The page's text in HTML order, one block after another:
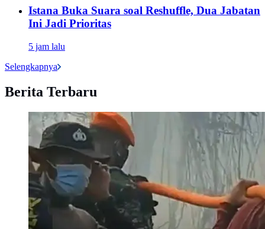
Istana Buka Suara soal Reshuffle, Dua Jabatan
Ini Jadi Prioritas
5 jam lalu
Selengkapnya
Berita Terbaru